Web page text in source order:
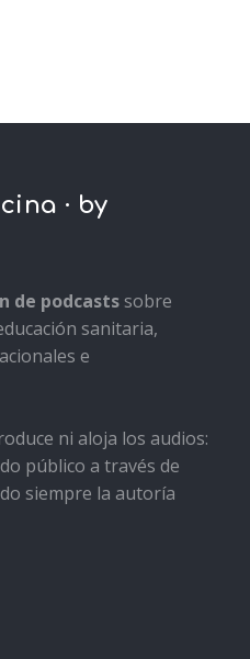
· by
de podcastssobre
sanitaria,
e
ni aloja los audios:
público a través de
siempre la autoría